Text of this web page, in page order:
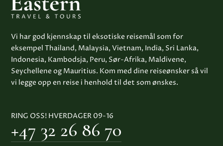
Vi har god kjennskap til eksotiske reisemål som for
eksempel Thailand, Malaysia, Vietnam, India, Sri Lanka,
Indonesia, Kambodsja, Peru, Sør-Afrika, Maldivene,
Seychellene og Mauritius. Kom med dine reiseønsker så vil
vi legge opp en reise i henhold til det som ønskes.
RING OSS! HVERDAGER 09-16
+47 32 26 86 70